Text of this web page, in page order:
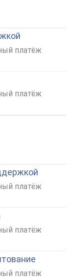
платёж
платёж
платёж
платёж
платёж